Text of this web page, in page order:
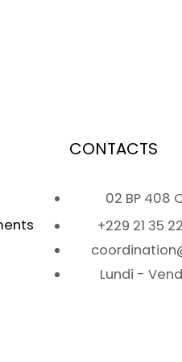
CONTACTS
02 BP 408
+229 21 35
Lundi -